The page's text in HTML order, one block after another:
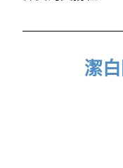
潔